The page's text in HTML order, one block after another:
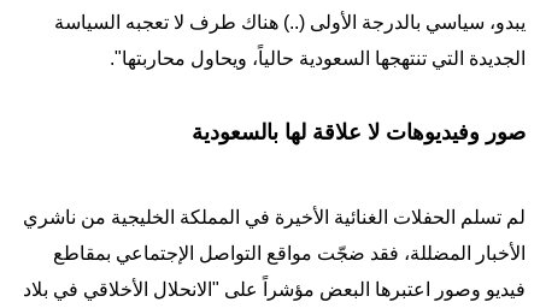
يبدو، سياسي بالدرجة الأولى (..) هناك طرف لا تعجبه السياسة
الجديدة التي تنتهجها السعودية حالياً، ويحاول محاربتها".
صور وفيديوهات لا علاقة لها بالسعودية
لم تسلم الحفلات الغنائية الأخيرة في المملكة الخليجية من ناشري
الأخبار المضللة، فقد ضجّت مواقع التواصل الإجتماعي بمقاطع
فيديو وصور اعتبرها البعض مؤشراً على "الانحلال الأخلاقي في بلاد